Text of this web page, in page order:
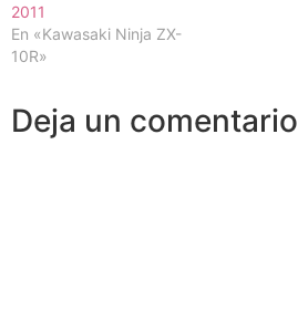
2011
En «Kawasaki Ninja ZX-
10R»
Deja un comentario